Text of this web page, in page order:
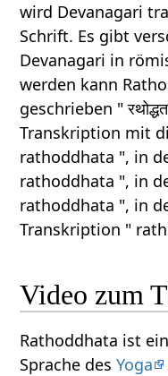
wird Devanagari
Schrift. Es gibt
Devanagari in
werden kann
geschrieben "
Transkription mit
rathoddhata ", in
rathoddhata ", in
rathoddhata ", in
Transkription "
Video zum
Rathoddhata ist
Sprache desYoga